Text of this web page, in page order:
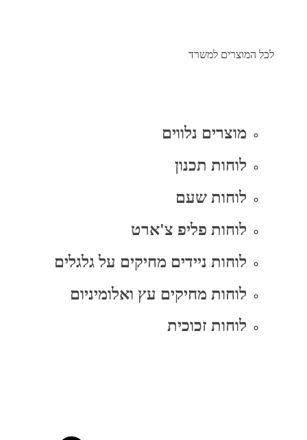
לכל המוצרים למשרד
מוצרים נלווים
לוחות תכנון
לוחות שעם
לוחות פליפ צ'ארט
לוחות ניידים מחיקים על גלגלים
לוחות מחיקים עץ ואלומיניום
לוחות זכוכית